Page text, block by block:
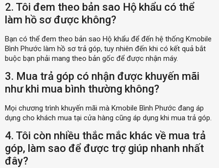
2. Tôi đem theo bản sao Hộ khẩu có thể
làm hồ sơ được không?
Bạn có thể đem theo bản sao Hộ khẩu để đến hệ thống Kmobile
Bình Phước làm hồ sơ trả góp, tuy nhiên đến khi có kết quả bắt
buộc bạn phải mang theo bản gốc để được nhận máy.
3. Mua trả góp có nhận được khuyến mãi
như khi mua bình thường không?
Mọi chương trình khuyến mãi mà Kmobile Bình Phước đang áp
dụng cho khách mua tại cửa hàng cũng áp dụng khi mua trả góp.
4. Tôi còn nhiều thắc mắc khác về mua trả
góp, làm sao để được trợ giúp nhanh nhất
đây?